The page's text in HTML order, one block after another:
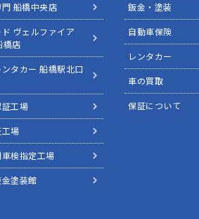
門 船橋中央店
ヴェルファイア
橋店
タカー 船橋駅北口
工場
場
検指定工場
塗装館
鈑金・塗装
自動車保険
レンタカー
車の買取
保証について